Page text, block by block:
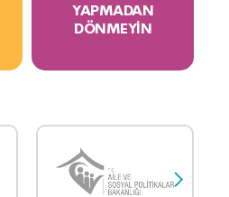
YAPMADAN
DÖNMEYIN